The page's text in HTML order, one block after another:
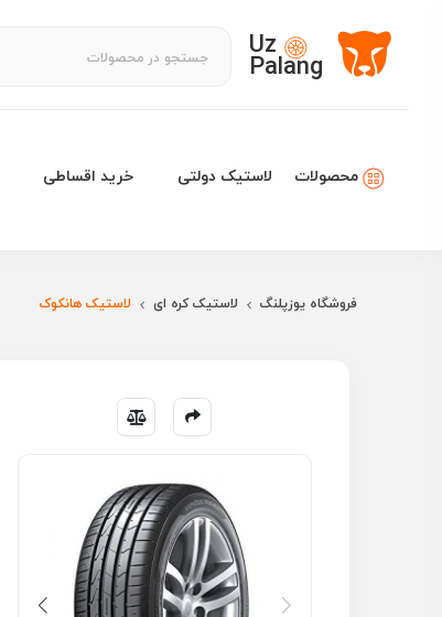
Uz
Palang
محصولات لاستیک دولتی خرید اقساطی
فروشگاه یوزپلنگ لاستیک کره ای لاستیک هانکوک